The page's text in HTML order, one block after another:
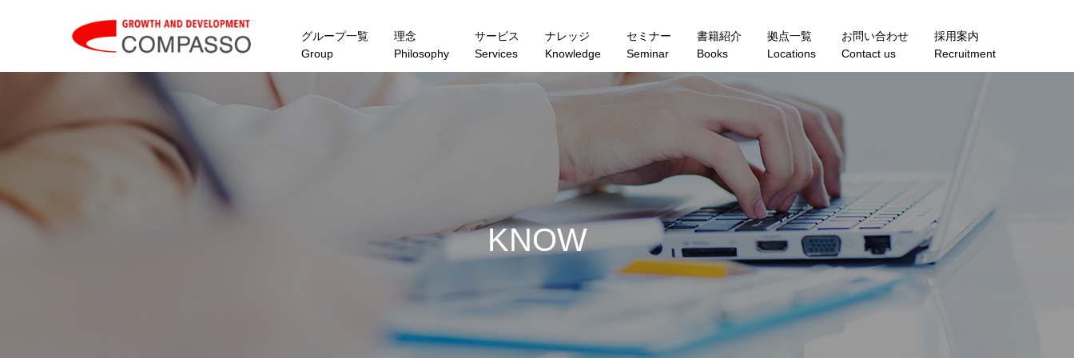
グループ一覧
Group
理念
Philosophy
サービス
Services
ナレッジ
Knowledge
セミナー
Seminar
書籍紹介
Books
拠点一覧
Locations
お問い合わせ
Contact us
採用案内
Recruitment
KNOWLEDGE